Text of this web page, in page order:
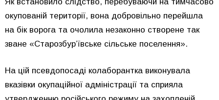
окупованій території, вона добровільно перейшла
на бік ворога та очолила незаконно створене так
зване «Старозбур’ївське сільське поселення».
На цій псевдопосаді колаборантка виконувала
вказівки окупаційної адміністрації та сприяла